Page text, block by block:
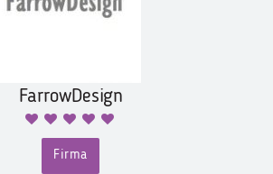
FarrowDesign
Firma